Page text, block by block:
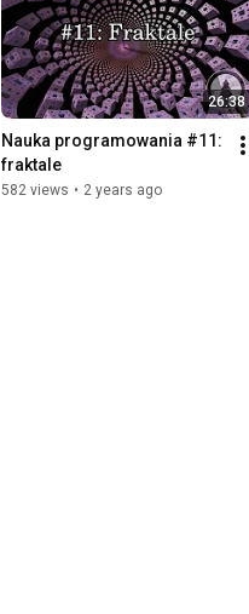
26:38
Nauka programowania #11:
fraktale
582 views • 2 years ago